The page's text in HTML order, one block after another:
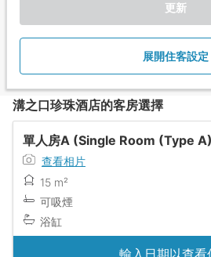
更新
展開住客設定
溝之口珍珠酒店的客房選擇
單人房A (Single Room (Type
查看相片
15 m²
可吸煙
浴缸
輸入日期以查看